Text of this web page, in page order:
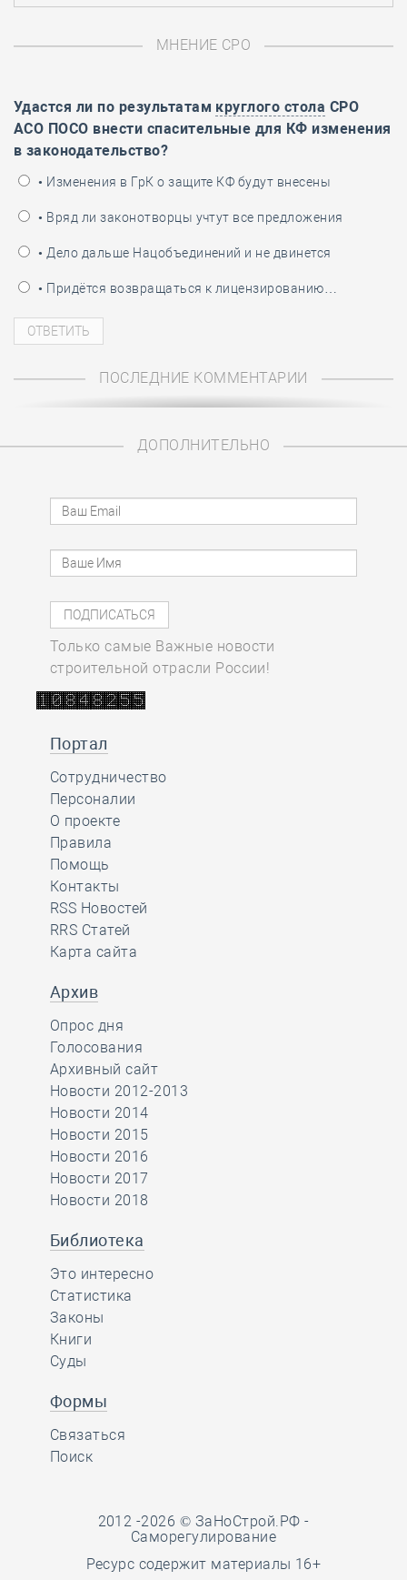
МНЕНИЕ СРО
Удастся ли по результатам круглого стола СРО
АСО ПОСО внести спасительные для КФ изменения
в законодательство?
• Изменения в ГрК о защите КФ будут внесены
• Вряд ли законотворцы учтут все предложения
• Дело дальше Нацобъединений и не двинется
• Придётся возвращаться к лицензированию…
ПОСЛЕДНИЕ КОММЕНТАРИИ
ДОПОЛНИТЕЛЬНО
Только самые Важные новости
строительной отрасли России!
Портал
Сотрудничество
Персоналии
О проекте
Правила
Помощь
Контакты
RSS Новостей
RRS Статей
Карта сайта
Архив
Опрос дня
Голосования
Архивный сайт
Новости 2012-2013
Новости 2014
Новости 2015
Новости 2016
Новости 2017
Новости 2018
Библиотека
Это интересно
Статистика
Законы
Книги
Суды
Формы
Связаться
Поиск
2012 -2026 © ЗаНоСтрой.РФ -
Саморегулирование
Ресурс содержит материалы 16+